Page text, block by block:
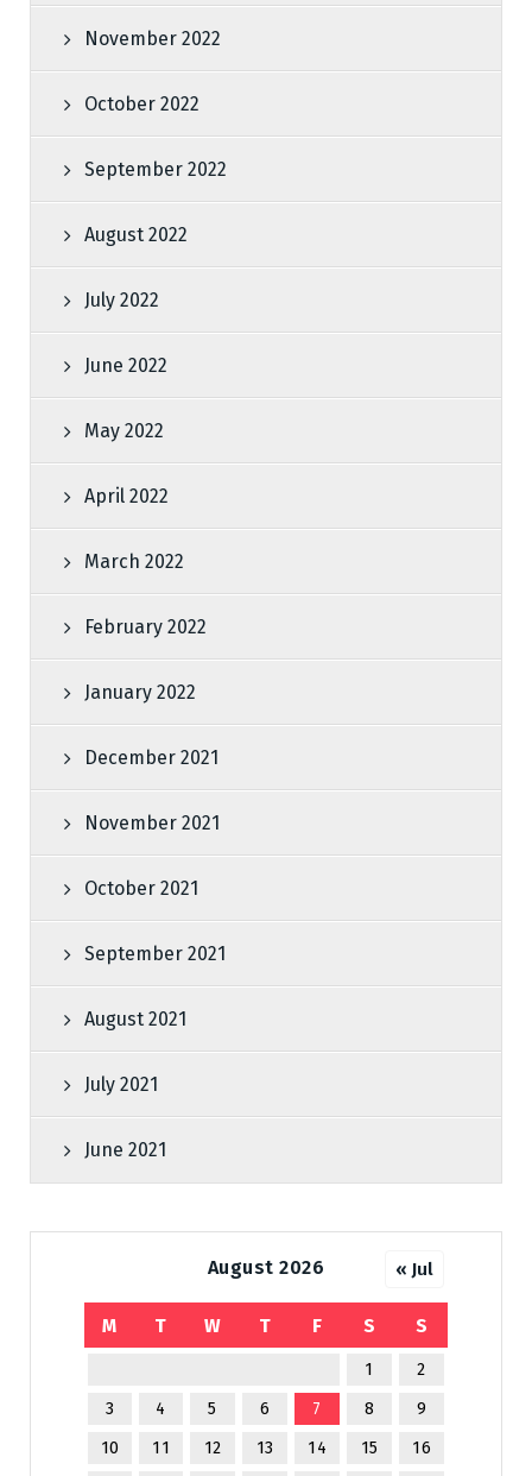
November 2022
October 2022
September 2022
August 2022
July 2022
June 2022
May 2022
April 2022
March 2022
February 2022
January 2022
December 2021
November 2021
October 2021
September 2021
August 2021
July 2021
June 2021
August 2026
M T W T F S S
1
2
3
4 5 6 7 8
9
10
11 12 13 14 15
16
« Jul